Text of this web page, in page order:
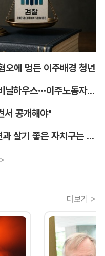
에 멍든 이주배경 청년
[르포] 선풍기 하나 없는 39도 비닐하우스…이주노동자의 '악몽같은 폭염'
서 공개해야"
'무더위도 함께 피하개'…반려견과 살기 좋은 자치구는 어디
더보기 >